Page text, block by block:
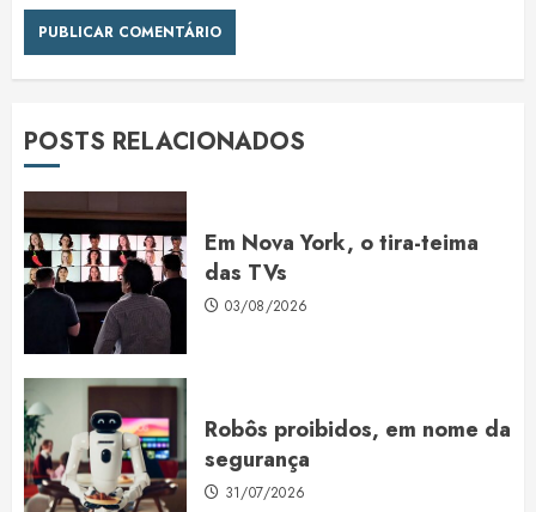
POSTS RELACIONADOS
Em Nova York, o tira-teima
das TVs
03/08/2026
Robôs proibidos, em nome da
segurança
31/07/2026